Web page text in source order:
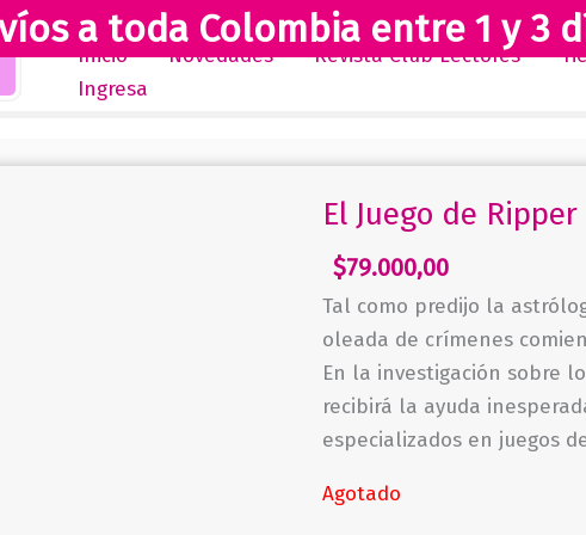
a toda Colombia entre 1 y 3
Inicio Novedades Revista Club Lectores
Ingresa
El Juego de Ripper
$79.000,00
Tal como predijo la
oleada de crímenes
En la investigación sobre
recibirá la ayuda
especializados en juegos
Agotado